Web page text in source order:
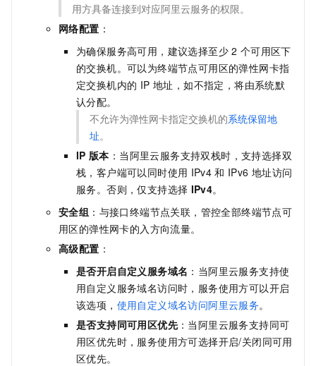
用方具备连接到对应阿里云服务的权限。
网络配置 ：
为确保服务高可用，建议选择至少 2 个可用区下
的交换机。可以为终端节点可用区的弹性网卡指
定交换机内的 IP 地址，如不指定，将由系统默
认分配。
不允许为弹性网卡指定交换机的系统保留地
址。
IP 版本 ：当阿里云服务支持双栈时，支持选择双
栈，客户端可以同时使用 IPv4 和 IPv6 地址访问
服务。否则，仅支持选择 IPv4。
安全组 ：与接口终端节点关联，管控全部终端节点可
用区的弹性网卡的入方向流量。
高级配置 ：
是否开启自定义服务域名 ：当阿里云服务支持使
用自定义服务域名访问时，服务使用方可以开启
该选项， 使用自定义域名访问阿里云服务。
是否支持同可用区优先：当阿里云服务支持同可
用区优先时，服务使用方可选择开启/关闭同可用
区优先。